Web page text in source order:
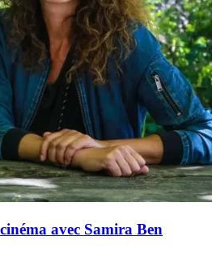
avec Samira Ben